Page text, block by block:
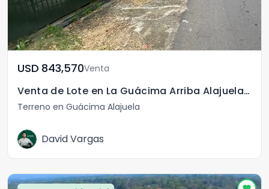
USD	843,570Venta
Venta de Lote en La Guácima Arriba Alajuela Costa Rica
Terreno en Guácima Alajuela
David Vargas